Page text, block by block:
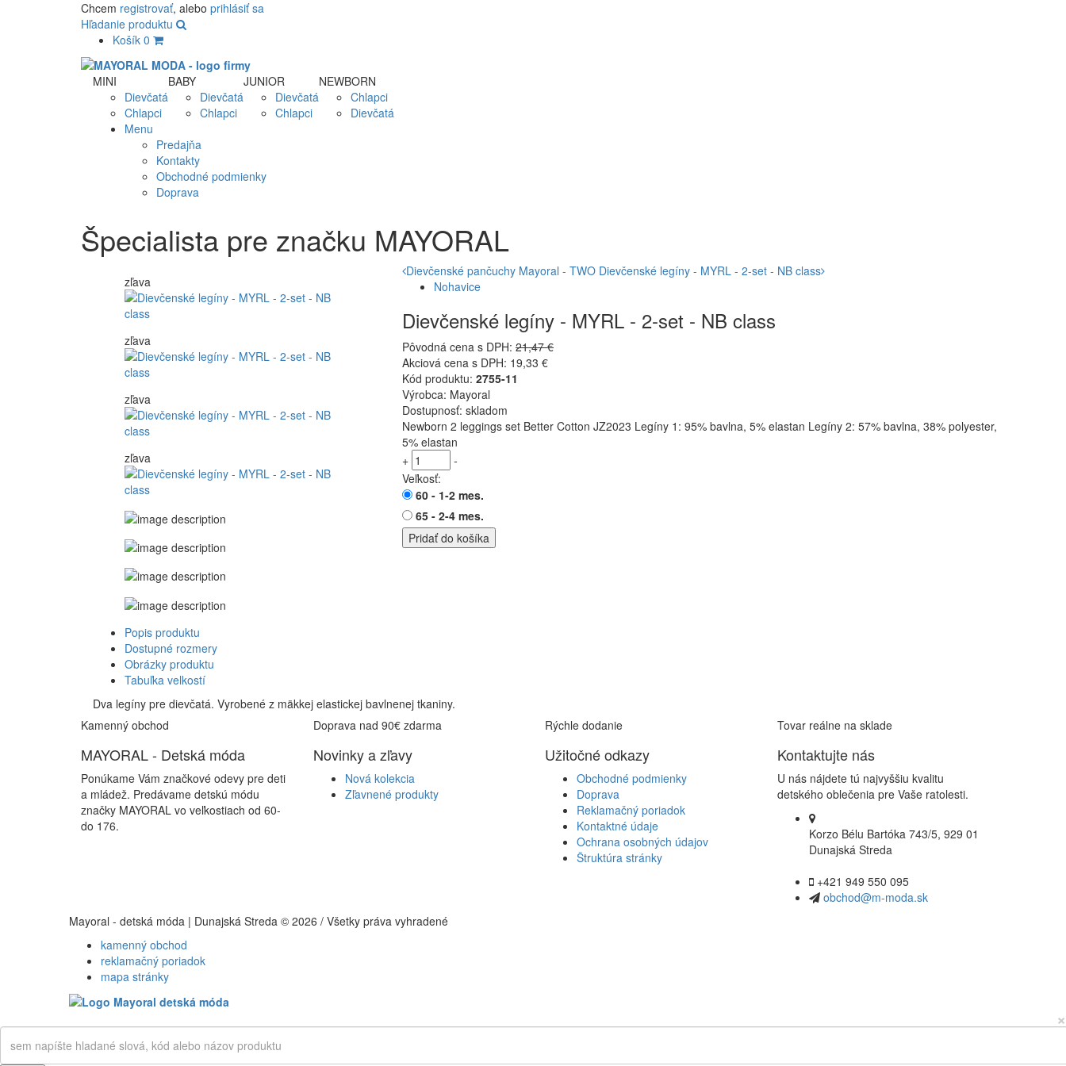
Chcem registrovať, alebo prihlásiť sa
Hľadanie produktu
Košík 0
MINI
Dievčatá
Chlapci
BABY
Dievčatá
Chlapci
JUNIOR
Dievčatá
Chlapci
NEWBORN
Chlapci
Dievčatá
Menu
Predajňa
Kontakty
Obchodné podmienky
Doprava
Špecialista pre značku MAYORAL
zľava
zľava
zľava
zľava
Dievčenské pančuchy Mayoral - TWO Dievčenské legíny - MYRL - 2-set - NB class
Nohavice
Dievčenské legíny - MYRL - 2-set - NB class
Pôvodná cena s DPH: 21,47 €
Akciová cena s DPH: 19,33 €
Kód produktu: 2755-11
Výrobca: Mayoral
Dostupnosť: skladom
Newborn 2 leggings set Better Cotton JZ2023 Legíny 1: 95% bavlna, 5% elastan Legíny 2: 57% bavlna, 38% polyester,
5% elastan
+
-
Veľkosť:
60 - 1-2 mes.
65 - 2-4 mes.
Pridať do košíka
Popis produktu
Dostupné rozmery
Obrázky produktu
Tabuľka velkostí
Dva legíny pre dievčatá. Vyrobené z mäkkej elastickej bavlnenej tkaniny.
Kamenný obchod
Doprava nad 90€ zdarma Rýchle dodanie Tovar reálne na sklade
MAYORAL - Detská móda
Ponúkame Vám značkové odevy pre deti
a mládež. Predávame detskú módu
značky MAYORAL vo veľkostiach od 60-
do 176.
Novinky a zľavy
Nová kolekcia
Zľavnené produkty
Užitočné odkazy
Obchodné podmienky
Doprava
Reklamačný poriadok
Kontaktné údaje
Ochrana osobných údajov
Štruktúra stránky
Kontaktujte nás
U nás nájdete tú najvyššiu kvalitu
detského oblečenia pre Vaše ratolesti.
Korzo Bélu Bartóka 743/5, 929 01
Dunajská Streda
+421 949 550 095
obchod@m-moda.sk
Mayoral - detská móda | Dunajská Streda © 2026 / Všetky práva vyhradené
kamenný obchod
reklamačný poriadok
mapa stránky
×